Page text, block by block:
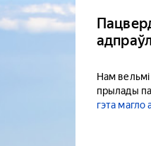
Нам
прылады
гэта магло